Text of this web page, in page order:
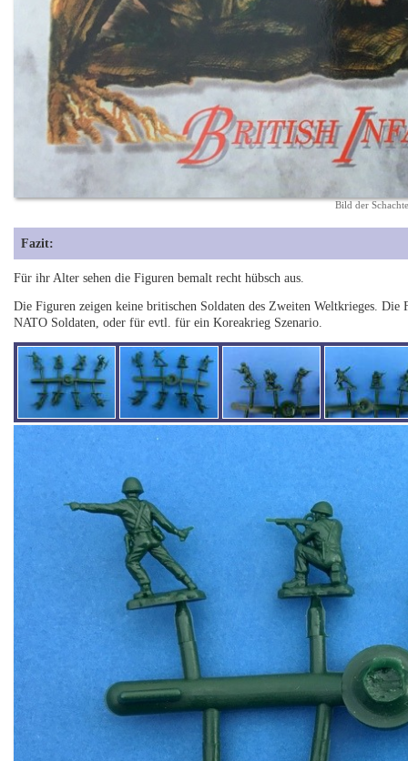
Bild der
Fazit:
Für ihr Alter sehen die Figuren bemalt recht hübsch aus.
Die Figuren zeigen keine britischen Soldaten des Zweiten Weltkrieges.
NATO Soldaten, oder für evtl. für ein Koreakrieg Szenario.